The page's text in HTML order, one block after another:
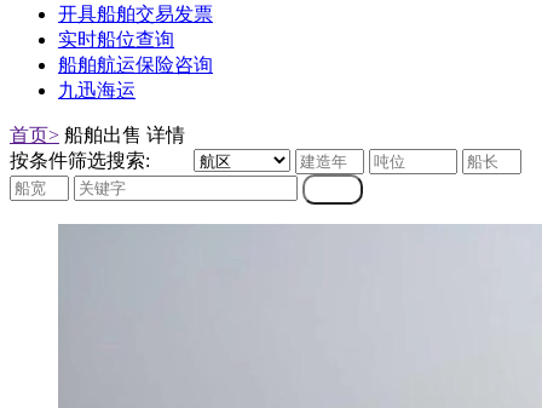
开具船舶交易发票
实时船位查询
船舶航运保险咨询
九迅海运
首页> 船舶出售 详情
按条件筛选搜索: